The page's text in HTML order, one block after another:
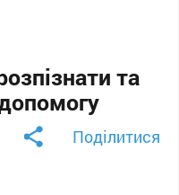
та
Поділитися